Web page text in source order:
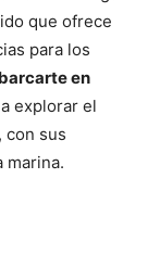
que ofrece
para los
en
explorar el
con sus
marina.